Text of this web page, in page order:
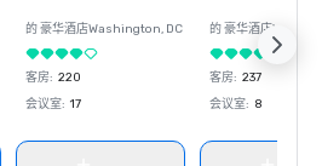
的 豪华酒店Washington, DC
客房: 220
会议室: 17
的 豪华酒店
客房: 237
会议室: 8